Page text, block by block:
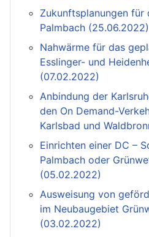
Zukunftsplanungen
Palmbach (25.06.2022)
Nahwärme für das
Esslinger- und
(07.02.2022)
Anbindung der
den On Demand-
Karlsbad und
Einrichten einer DC –
Palmbach oder
(05.02.2022)
Ausweisung von
im Neubaugebiet
(03.02.2022)